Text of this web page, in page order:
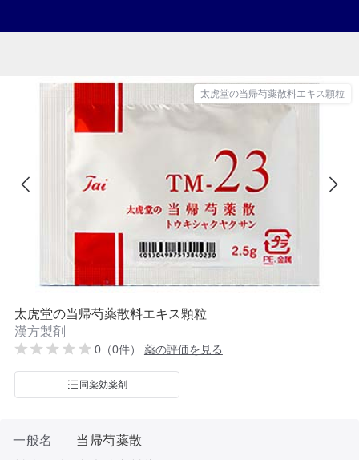
太虎堂の当帰芍薬散料エキス顆粒
太虎堂の当帰芍薬散料エキス顆粒
漢方製剤
0（0件） 薬の評価を見る
同薬効薬剤
一般名
当帰芍薬散